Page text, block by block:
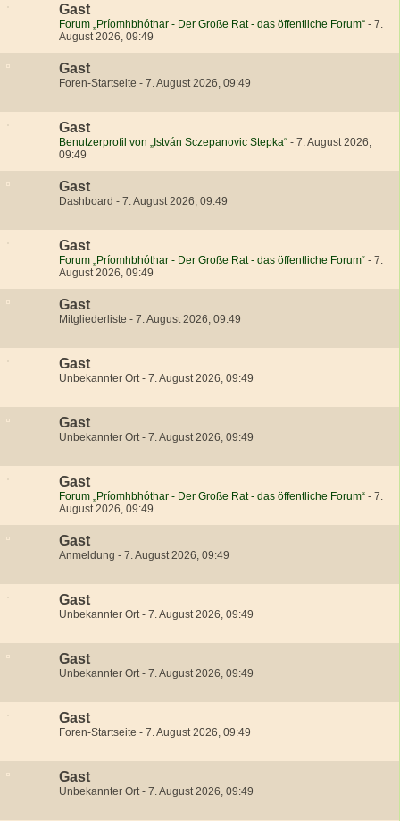
Gast
Forum „Príomhbhóthar - Der Große Rat - das öffentliche Forum“ - 7.
August 2026, 09:49
Gast
Foren-Startseite - 7. August 2026, 09:49
Gast
Benutzerprofil von „István Sczepanovic Stepka“ - 7. August 2026,
09:49
Gast
Dashboard - 7. August 2026, 09:49
Gast
Forum „Príomhbhóthar - Der Große Rat - das öffentliche Forum“ - 7.
August 2026, 09:49
Gast
Mitgliederliste - 7. August 2026, 09:49
Gast
Unbekannter Ort - 7. August 2026, 09:49
Gast
Unbekannter Ort - 7. August 2026, 09:49
Gast
Forum „Príomhbhóthar - Der Große Rat - das öffentliche Forum“ - 7.
August 2026, 09:49
Gast
Anmeldung - 7. August 2026, 09:49
Gast
Unbekannter Ort - 7. August 2026, 09:49
Gast
Unbekannter Ort - 7. August 2026, 09:49
Gast
Foren-Startseite - 7. August 2026, 09:49
Gast
Unbekannter Ort - 7. August 2026, 09:49